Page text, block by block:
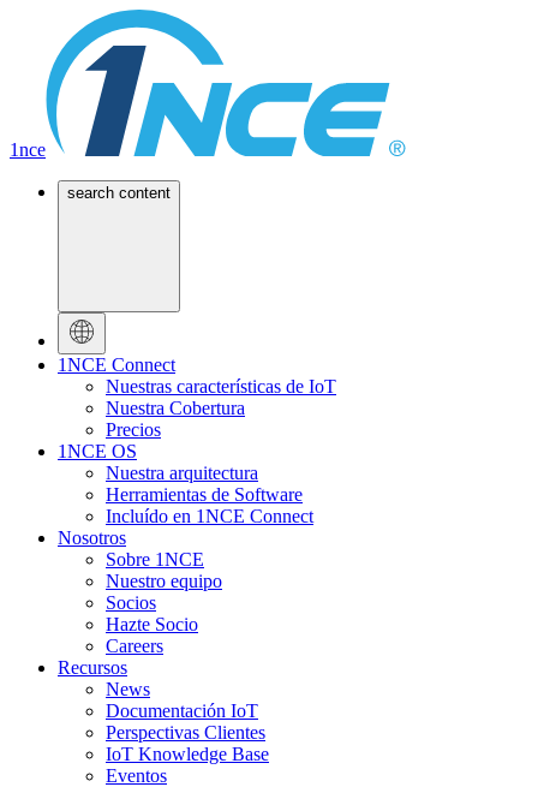
1nce
search content
1NCE Connect
Nuestras características de IoT
Nuestra Cobertura
Precios
1NCE OS
Nuestra arquitectura
Herramientas de Software
Incluído en 1NCE Connect
Nosotros
Sobre 1NCE
Nuestro equipo
Socios
Hazte Socio
Careers
Recursos
News
Documentación IoT
Perspectivas Clientes
IoT Knowledge Base
Eventos